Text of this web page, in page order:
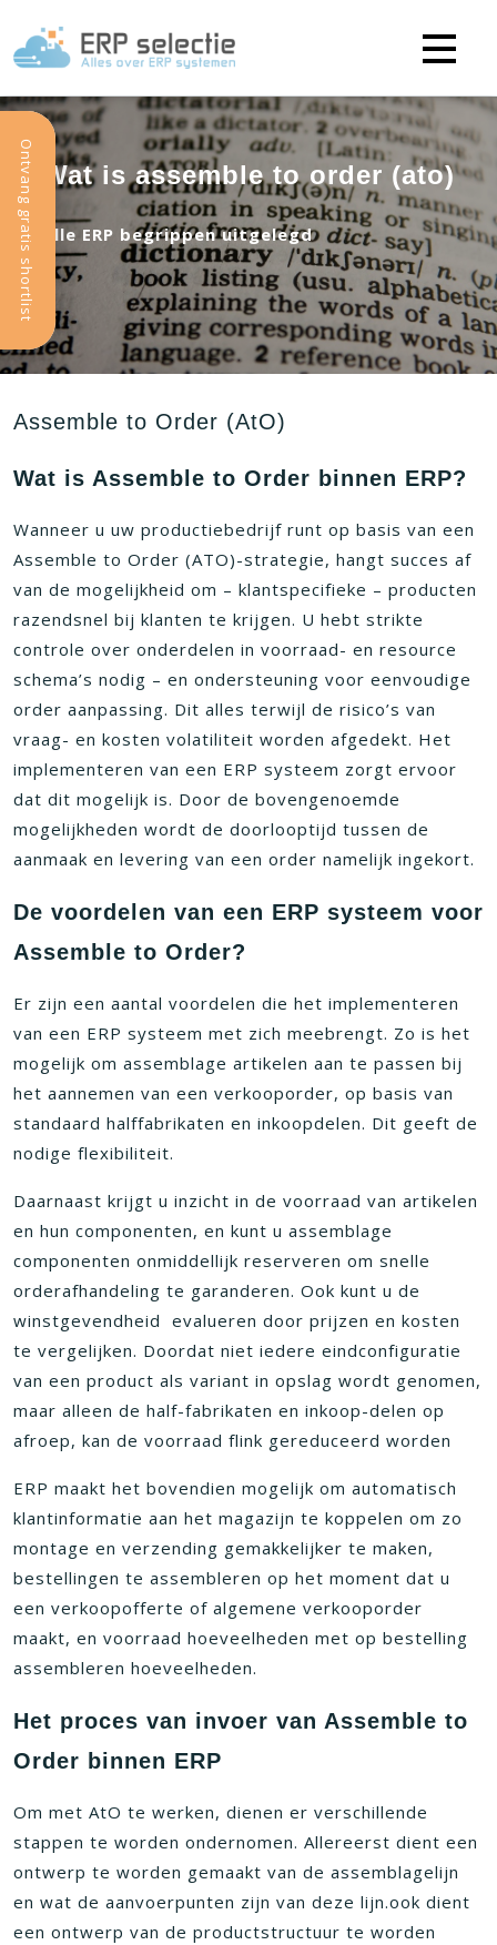
Ontvang gratis shortlist Wat is assemble to order (ato)
Alle ERP begrippen uitgelegd
Assemble to Order (AtO)
Wat is Assemble to Order binnen ERP?
Wanneer u uw productiebedrijf runt op basis van een
Assemble to Order (ATO)-strategie, hangt succes af
van de mogelijkheid om – klantspecifieke – producten
razendsnel bij klanten te krijgen. U hebt strikte
controle over onderdelen in voorraad- en resource
schema’s nodig – en ondersteuning voor eenvoudige
order aanpassing. Dit alles terwijl de risico’s van
vraag- en kosten volatiliteit worden afgedekt. Het
implementeren van een ERP systeem zorgt ervoor
dat dit mogelijk is. Door de bovengenoemde
mogelijkheden wordt de doorlooptijd tussen de
aanmaak en levering van een order namelijk ingekort.
De voordelen van een ERP systeem voor
Assemble to Order?
Er zijn een aantal voordelen die het implementeren
van een ERP systeem met zich meebrengt. Zo is het
mogelijk om assemblage artikelen aan te passen bij
het aannemen van een verkooporder, op basis van
standaard halffabrikaten en inkoopdelen. Dit geeft de
nodige flexibiliteit.
Daarnaast krijgt u inzicht in de voorraad van artikelen
en hun componenten, en kunt u assemblage
componenten onmiddellijk reserveren om snelle
orderafhandeling te garanderen. Ook kunt u de
winstgevendheid evalueren door prijzen en kosten
te vergelijken. Doordat niet iedere eindconfiguratie
van een product als variant in opslag wordt genomen,
maar alleen de half-fabrikaten en inkoop-delen op
afroep, kan de voorraad flink gereduceerd worden
ERP maakt het bovendien mogelijk om automatisch
klantinformatie aan het magazijn te koppelen om zo
montage en verzending gemakkelijker te maken,
bestellingen te assembleren op het moment dat u
een verkoopofferte of algemene verkooporder
maakt, en voorraad hoeveelheden met op bestelling
assembleren hoeveelheden.
Het proces van invoer van Assemble to
Order binnen ERP
Om met AtO te werken, dienen er verschillende
stappen te worden ondernomen. Allereerst dient een
ontwerp te worden gemaakt van de assemblagelijn
en wat de aanvoerpunten zijn van deze lijn.ook dient
een ontwerp van de productstructuur te worden